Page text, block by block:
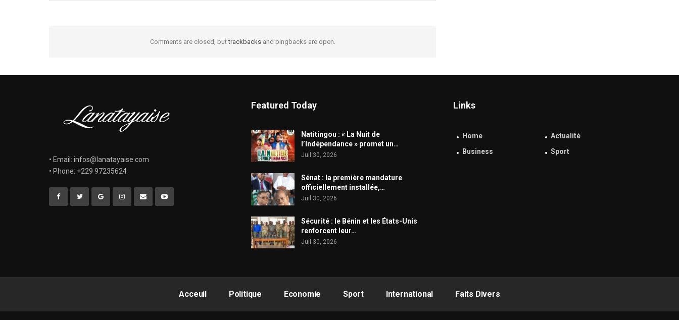
Comments are closed, buttrackbacksand pingbacks are open.
• Email: infos@lanatayaise.com
• Phone: +229 97235624
Featured Today
​Natitingou : « La Nuit de
l’Indépendance » promet un…
Juil 30, 2026
Sénat : la première mandature
officiellement installée,…
Juil 30, 2026
Sécurité : le Bénin et les États-Unis
renforcent leur…
Juil 30, 2026
Links
Home
Actualité
Business
Sport
Acceuil Politique Economie Sport International Faits Divers